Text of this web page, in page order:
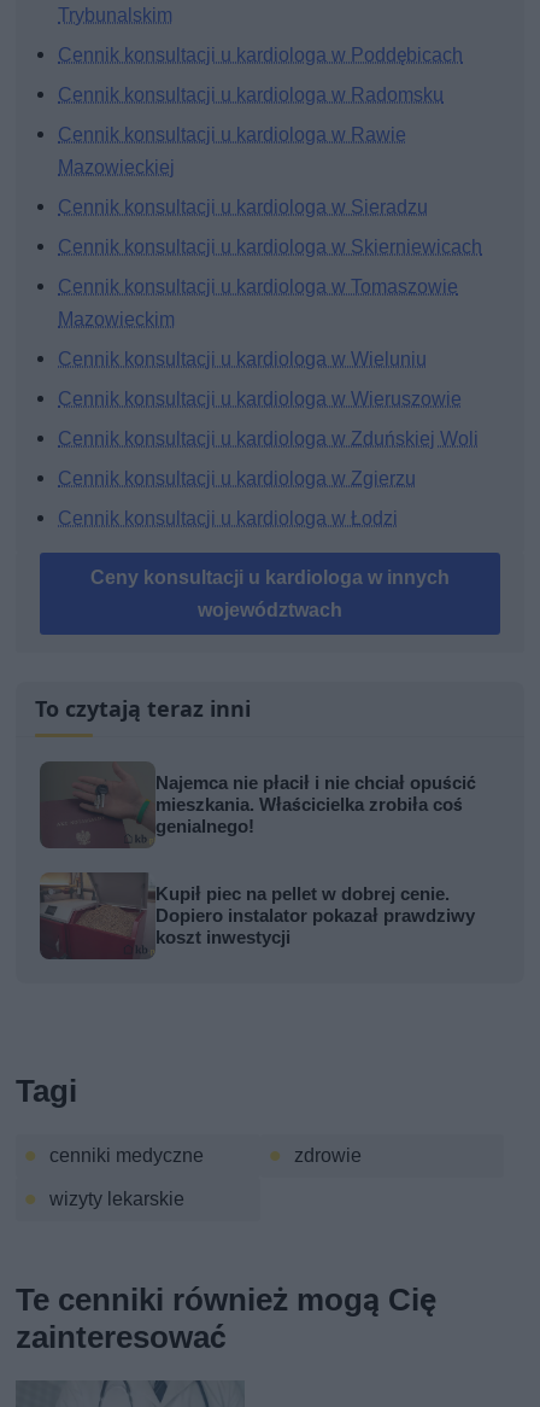
Trybunalskim
Cennik konsultacji u kardiologa w Poddębicach
Cennik konsultacji u kardiologa w Radomsku
Cennik konsultacji u kardiologa w Rawie
Mazowieckiej
Cennik konsultacji u kardiologa w Sieradzu
Cennik konsultacji u kardiologa w Skierniewicach
Cennik konsultacji u kardiologa w Tomaszowie
Mazowieckim
Cennik konsultacji u kardiologa w Wieluniu
Cennik konsultacji u kardiologa w Wieruszowie
Cennik konsultacji u kardiologa w Zduńskiej Woli
Cennik konsultacji u kardiologa w Zgierzu
Cennik konsultacji u kardiologa w Łodzi
Ceny konsultacji u kardiologa w innych
województwach
To czytają teraz inni
Najemca nie płacił i nie chciał opuścić
mieszkania. Właścicielka zrobiła coś
genialnego!
Kupił piec na pellet w dobrej cenie.
Dopiero instalator pokazał prawdziwy
koszt inwestycji
Tagi
cenniki medyczne
zdrowie
wizyty lekarskie
Te cenniki również mogą Cię
zainteresować